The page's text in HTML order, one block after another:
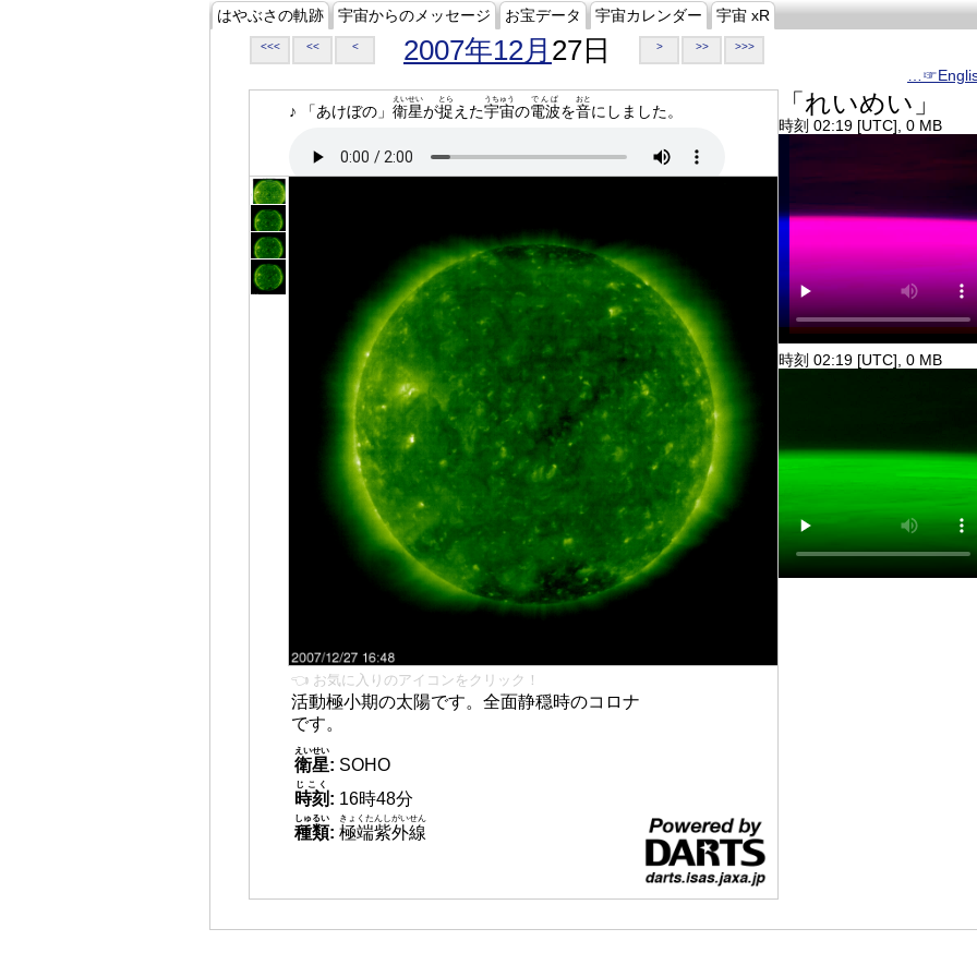
はやぶさの軌跡 宇宙からのメッセージ お宝データ 宇宙カレンダー 宇宙 xR
<<< << < 2007年12月 27日 > >> >>>
♪ 「あけぼの」 衛星
えいせい
が捉
とら
えた宇宙
うちゅう
の電波
でんぱ
を音
おと
にしました。
👈 お気に入りのアイコンをクリック！
活動極小期の太陽です。全面静穏時のコロナ
です。
衛星
えいせい
: SOHO
時刻
じこく
: 16時48分
種類
しゅるい
: 極端紫外線
きょくたんしがいせん
「れいめい」
時刻 02:19 [UTC], 0 MB
時刻 02:19 [UTC], 0 MB